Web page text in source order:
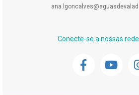
Conecte-se a nossas